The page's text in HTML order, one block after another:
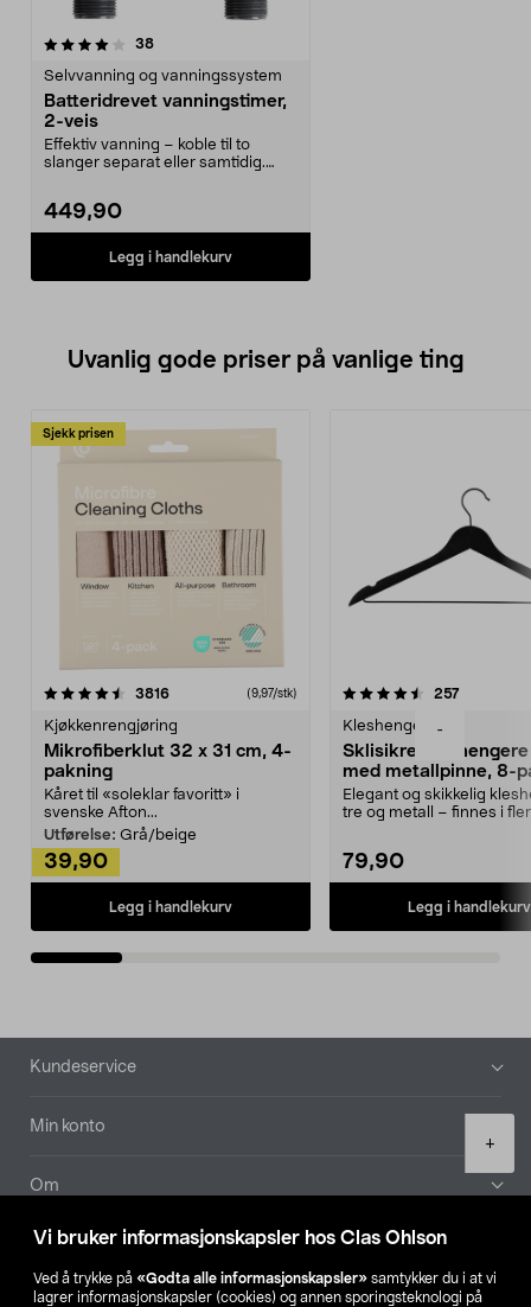
Vi bruker informasjonskapsler hos Clas Ohlson
Ved å trykke på «Godta alle informasjonskapsler» samtykker du i at vi
lagrer informasjonskapsler (cookies) og annen sporingsteknologi på
-
+
38anmeldelser
Selvvanning og vanningssystem
Batteridrevet vanningstimer,
2-veis
Effektiv vanning – koble til to
slanger separat eller samtidig.
449,90
Legg i handlekurv
Uvanlig gode priser på vanlige ting
Sjekk prisen
3816anmeldelser(9,97/stk)
Kjøkkenrengjøring
Mikrofiberklut 32 x 31 cm, 4-
pakning
Kåret til «soleklar favoritt» i
svenske Afton...
Utførelse: Grå/beige
39,90
Legg i handlekurv
4.5av 5 stjerner 257
Kleshengere
Sklisikre
med metallpinne, 8-
Elegant og skikkelig
tre og metall – finnes i
79,90
Legg i handlekurv
4.5av 5 stjerner
Bunntekst
Kundeservice
Min konto
Om
Aktuelt